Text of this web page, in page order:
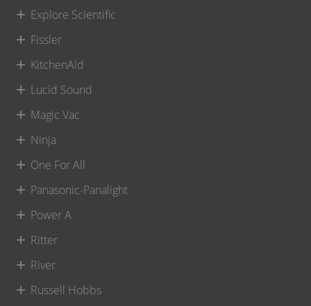
Explore Scientific
Fissler
KitchenAid
Lucid Sound
Magic Vac
Ninja
One For All
Panasonic-Panalight
Power A
Ritter
River
Russell Hobbs